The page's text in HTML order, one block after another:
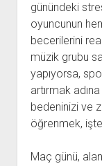
günündeki
oyuncunun
becerilerini
müzik grubu
yapıyorsa,
artırmak
bedeninizi ve
öğrenmek,
Maç günü,